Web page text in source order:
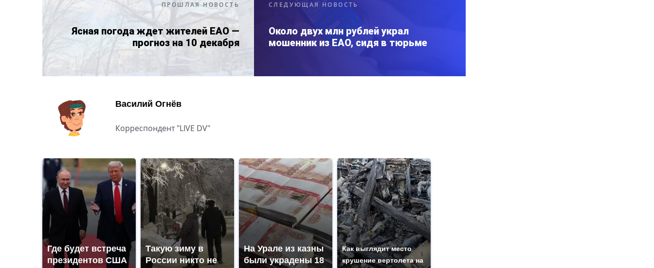
ПРОШЛАЯ НОВОСТЬ
Ясная погода ждет жителей ЕАО —
прогноз на 10 декабря
СЛЕДУЮЩАЯ НОВОСТЬ
Около двух млн рублей украл
мошенник из ЕАО, сидя в тюрьме
Василий Огнёв
Корреспондент "LIVE DV"
Где будет встреча
президентов США
Такую зиму в
России никто не
На Урале из казны
были украдены 18
Как выглядит место
крушение вертолета на